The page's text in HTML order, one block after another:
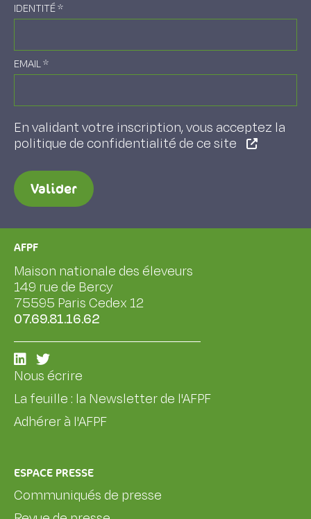
IDENTITÉ*
EMAIL*
En validant votre inscription, vous acceptez la
politique de confidentialité de ce site
Valider
AFPF
Maison nationale des éleveurs
149 rue de Bercy
75595 Paris Cedex 12
07.69.81.16.62
Nous écrire
La feuille : la Newsletter de l'AFPF
Adhérer à l'AFPF
ESPACE PRESSE
Communiqués de presse